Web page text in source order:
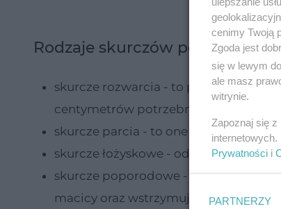
Rodzaje skurczów porodowych
skurcze rozwarcia - to pierwsze
centymetrów potrzebnych do porodu
skurcze parcia - to one wypychają
skurcze łożyskowe - odpowiadają za
skurcze poporodowe - występują w
macicy oraz wstrzymują krwawienie
cenimy Twoją
Zgoda jest
się w lewym
ale masz
witrynie.
Zapoznaj się
Prywatności i
PARTNERZY